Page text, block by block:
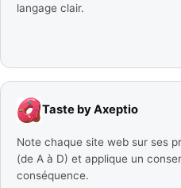
langage clair.
Taste by Axeptio
Note chaque site web sur ses
(de A à D) et applique un
conséquence.